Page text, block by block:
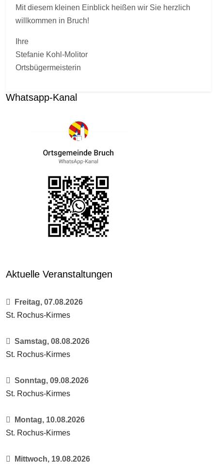
Mit diesem kleinen Einblick heißen wir Sie herzlich
willkommen in Bruch!
Ihre
Stefanie Kohl-Molitor
Ortsbügermeisterin
Whatsapp-Kanal
Aktuelle Veranstaltungen
Freitag, 07.08.2026
St. Rochus-Kirmes
Samstag, 08.08.2026
St. Rochus-Kirmes
Sonntag, 09.08.2026
St. Rochus-Kirmes
Montag, 10.08.2026
St. Rochus-Kirmes
Mittwoch, 19.08.2026